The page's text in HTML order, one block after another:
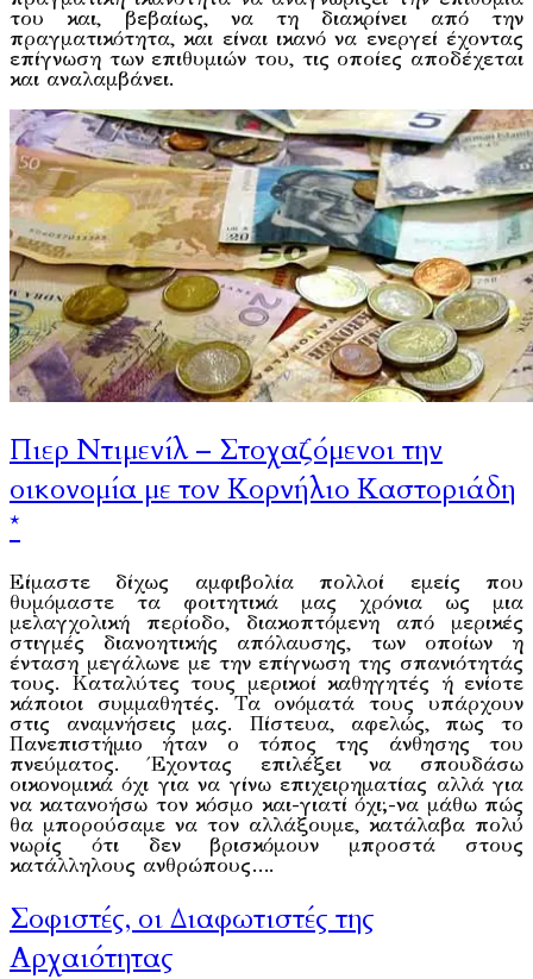
του και, βεβαίως, να τη διακρίνει από την
πραγματικότητα, και είναι ικανό να ενεργεί έχοντας
επίγνωση των επιθυμιών του, τις οποίες αποδέχεται
και αναλαμβάνει.
Πιερ Ντιμενίλ – Στοχαζόμενοι την
οικονομία με τον Κορνήλιο Καστοριάδη
*
Είμαστε δίχως αμφιβολία πολλοί εμείς που
θυμόμαστε τα φοιτητικά μας χρόνια ως μια
μελαγχολική περίοδο, διακοπτόμενη από μερικές
στιγμές διανοητικής απόλαυσης, των οποίων η
ένταση μεγάλωνε με την επίγνωση της σπανιότητάς
τους. Καταλύτες τους μερικοί καθηγητές ή ενίοτε
κάποιοι συμμαθητές. Τα ονόματά τους υπάρχουν
στις αναμνήσεις μας. Πίστευα, αφελώς, πως το
Πανεπιστήμιο ήταν ο τόπος της άνθησης του
πνεύματος. Έχοντας επιλέξει να σπουδάσω
οικονομικά όχι για να γίνω επιχειρηματίας αλλά για
να κατανοήσω τον κόσμο και-γιατί όχι;-να μάθω πώς
θα μπορούσαμε να τον αλλάξουμε, κατάλαβα πολύ
νωρίς ότι δεν βρισκόμουν μπροστά στους
κατάλληλους ανθρώπους….
Σοφιστές, οι Διαφωτιστές της
Αρχαιότητας